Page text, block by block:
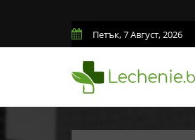
Петък, 7 Август, 2026